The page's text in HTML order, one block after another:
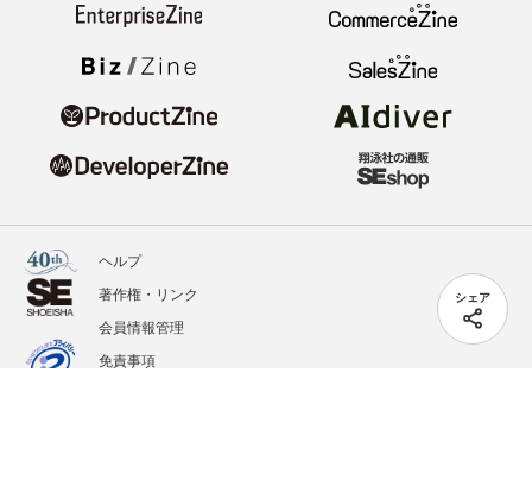
シェア
ヘルプ
著作権・リンク
会員情報管理
免責事項